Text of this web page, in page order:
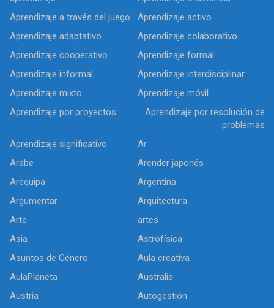
Aprendizaje a través del juego
Aprendizaje activo
Aprendizaje adaptativo
Aprendizaje colaborativo
Aprendizaje cooperativo
Aprendizaje formal
Aprendizaje informal
Aprendizaje interdisciplinar
Aprendizaje mixto
Aprendizaje móvil
Aprendizaje por proyectos
Aprendizaje por resolución de
problemas
Aprendizaje significativo
Ar
Arabe
Arender japonés
Arequipa
Argentina
Argumentar
Arquitectura
Arte
artes
Asia
Astrofísica
Asuntos de Género
Aula creativa
AulaPlaneta
Australia
Austria
Autogestión